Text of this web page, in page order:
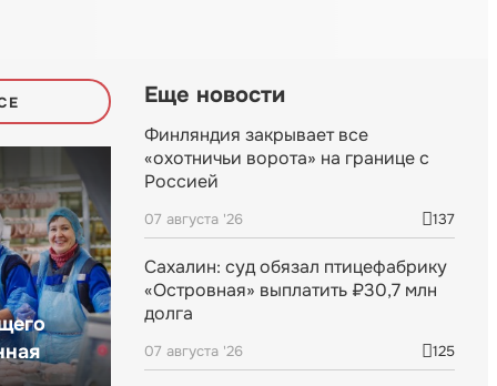
Еще новости
Финляндия закрывает все
«охотничьи ворота» на границе с
Россией
07 августа '26 137
Сахалин: суд обязал птицефабрику
«Островная» выплатить ₽30,7 млн
долга
07 августа '26 125